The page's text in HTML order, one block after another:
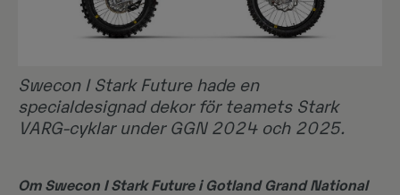
Swecon I Stark Future hade en
specialdesignad dekor för teamets Stark
VARG-cyklar under GGN 2024 och 2025.
Om Swecon I Stark Future i Gotland Grand National